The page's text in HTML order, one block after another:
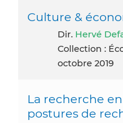
Culture &
Dir. Hervé
Collection :
octobre 2019
La recherche
postures de